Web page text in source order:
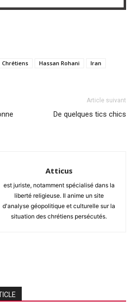
Chrétiens Hassan Rohani Iran
Article suivant
De quelques tics chics
Atticus
est juriste, notamment spécialisé dans la
liberté religieuse. Il anime un site
d'analyse géopolitique et culturelle sur la
situation des chrétiens persécutés.